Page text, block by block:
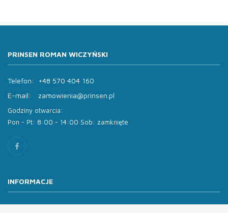
PRINSEN ROMAN WICZYŃSKI
Telefon:
+48 570 404 160
E-mail:
zamowienia@prinsen.pl
Godziny otwarcia:
Pon - Pt: 8:00 - 14:00 Sob: zamknięte
INFORMACJE